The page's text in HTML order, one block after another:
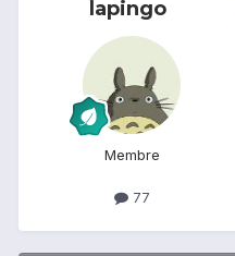
lapingo
Membre
77